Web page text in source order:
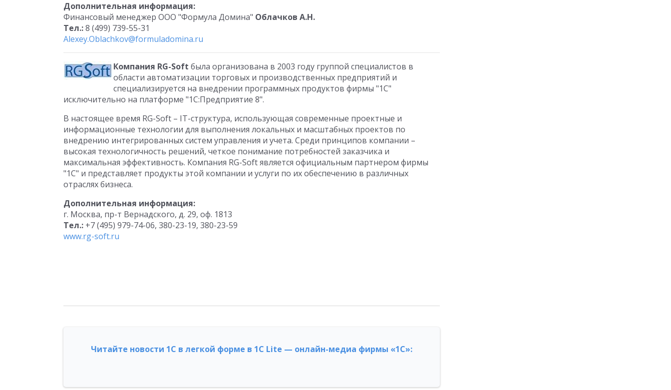
Дополнительная информация:
Финансовый менеджер ООО "Формула Домина" Облачков А.Н.
Тел.:8 (499) 739-55-31
Alexey.Oblachkov@formuladomina.ru
Компания RG-Soft была организована в 2003 году группой специалистов в
области автоматизации торговых и производственных предприятий и
специализируется на внедрении программных продуктов фирмы "1С"
исключительно на платформе "1С:Предприятие 8".
В настоящее время RG-Soft – IT-структура, использующая современные проектные и
информационные технологии для выполнения локальных и масштабных проектов по
внедрению интегрированных систем управления и учета. Среди принципов компании –
высокая технологичность решений, четкое понимание потребностей заказчика и
максимальная эффективность. Компания RG-Soft является официальным партнером фирмы
"1С" и представляет продукты этой компании и услуги по их обеспечению в различных
отраслях бизнеса.
Дополнительная информация:
г. Москва, пр-т Вернадского, д. 29, оф. 1813
Тел.: +7 (495) 979-74-06, 380-23-19, 380-23-59
www.rg-soft.ru
Читайте новости 1С в легкой форме в 1С Lite — онлайн-медиа фирмы «1С»: